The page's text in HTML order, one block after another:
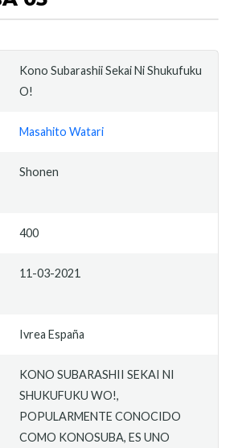
Kono Subarashii Sekai Ni Shukufuku
O!
Masahito Watari
Shonen
400
11-03-2021
Ivrea España
KONO SUBARASHII SEKAI NI
SHUKUFUKU WO!,
POPULARMENTE CONOCIDO
COMO KONOSUBA, ES UNO